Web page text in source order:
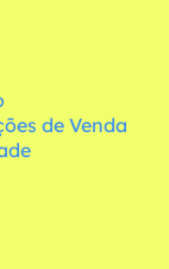
de Venda